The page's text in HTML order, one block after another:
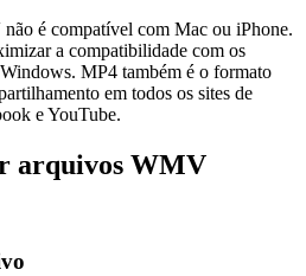
é compatível com Mac ou iPhone.
a compatibilidade com os
MP4 também é o formato
em todos os sites de
e YouTube.
arquivos WMV